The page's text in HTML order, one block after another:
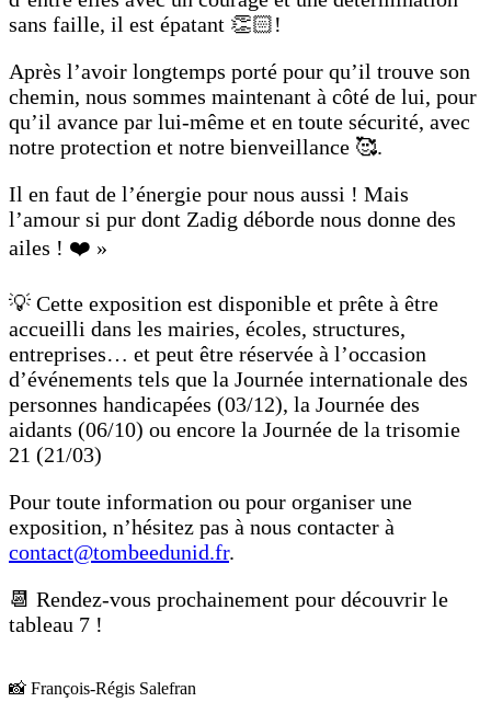
sans faille, il est épatant 👏🏻!
Après l’avoir longtemps porté pour qu’il trouve son
chemin, nous sommes maintenant à côté de lui, pour
qu’il avance par lui-même et en toute sécurité, avec
notre protection et notre bienveillance 🥰.
Il en faut de l’énergie pour nous aussi ! Mais
l’amour si pur dont Zadig déborde nous donne des
ailes ! ❤️ »
💡 Cette exposition est disponible et prête à être
accueilli dans les mairies, écoles, structures,
entreprises… et peut être réservée à l’occasion
d’événements tels que la Journée internationale des
personnes handicapées (03/12), la Journée des
aidants (06/10) ou encore la Journée de la trisomie
21 (21/03)
Pour toute information ou pour organiser une
exposition, n’hésitez pas à nous contacter à
contact@tombeedunid.fr.
📆 Rendez-vous prochainement pour découvrir le
tableau 7 !
📸 François-Régis Salefran